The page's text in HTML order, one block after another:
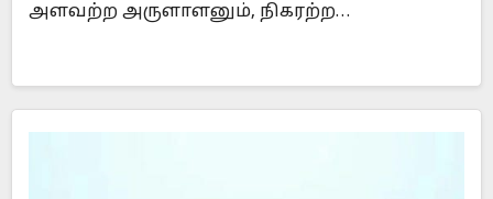
அளவற்ற அருளாளனும், நிகரற்ற…